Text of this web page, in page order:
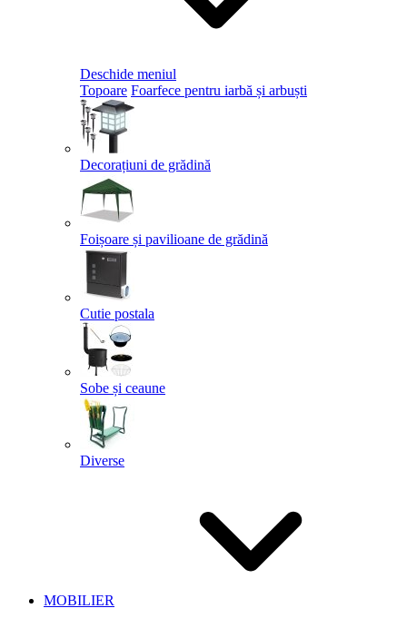
Deschide meniul
Topoare Foarfece pentru iarbă și arbuști
Decorațiuni de grădină
Foișoare și pavilioane de grădină
Cutie postala
Sobe și ceaune
Diverse
MOBILIER